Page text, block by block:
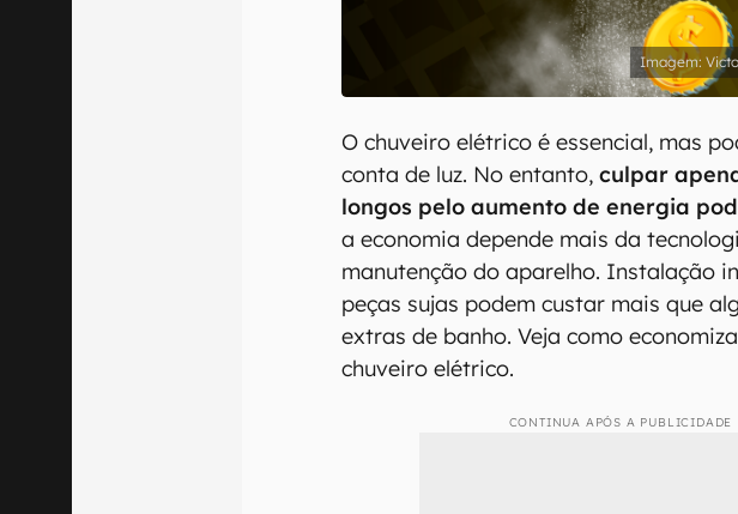
O chuveiro elétrico é essencial, mas
conta de luz. No entanto,culpar
longos pelo aumento de energia
a economia depende mais da
manutenção do aparelho. Instalação
peças sujas podem custar mais que
extras de banho. Veja como
chuveiro elétrico.
CONTINUA APÓS A PUBLICIDADE